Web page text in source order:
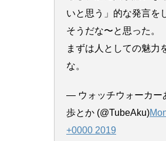
いと思う」的な発言を
そうだな〜と思った。
まずは人としての魅力
な。
— ウォッチウォーカー
歩とか (@TubeAku)
+0000 2019